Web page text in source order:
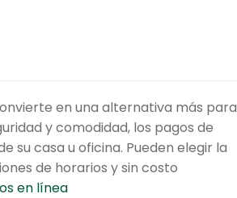
en una alternativa más para
y comodidad, los pagos de
su casa u oficina. Pueden elegir la
de horarios y sin costo
en línea